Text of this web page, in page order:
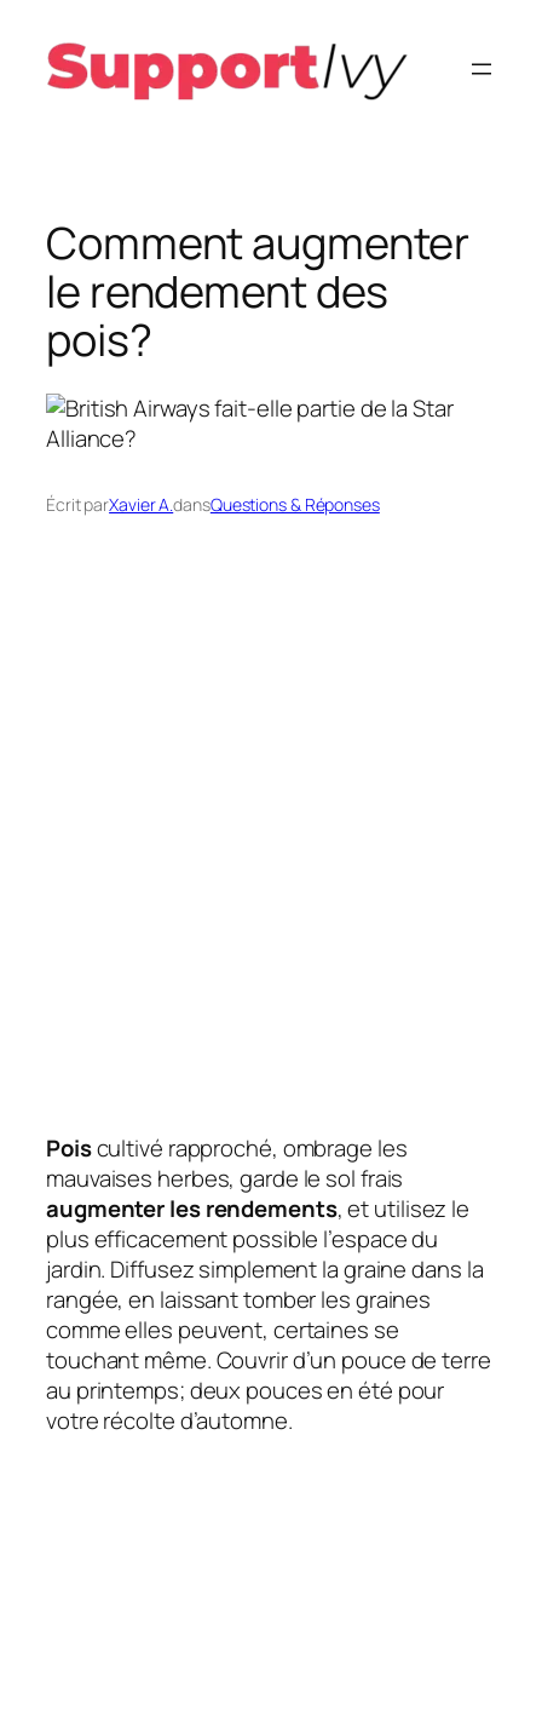
contenu
Comment augmenter
le rendement des
pois?
Écrit parXavier A.dansQuestions & Réponses
Poiscultivé rapproché, ombrage les
mauvaises herbes, garde le sol frais
augmenter les rendements, et utilisez le
plus efficacement possible l’espace du
jardin. Diffusez simplement la graine dans la
rangée, en laissant tomber les graines
comme elles peuvent, certaines se
touchant même. Couvrir d’un pouce de terre
au printemps; deux pouces en été pour
votre récolte d’automne.